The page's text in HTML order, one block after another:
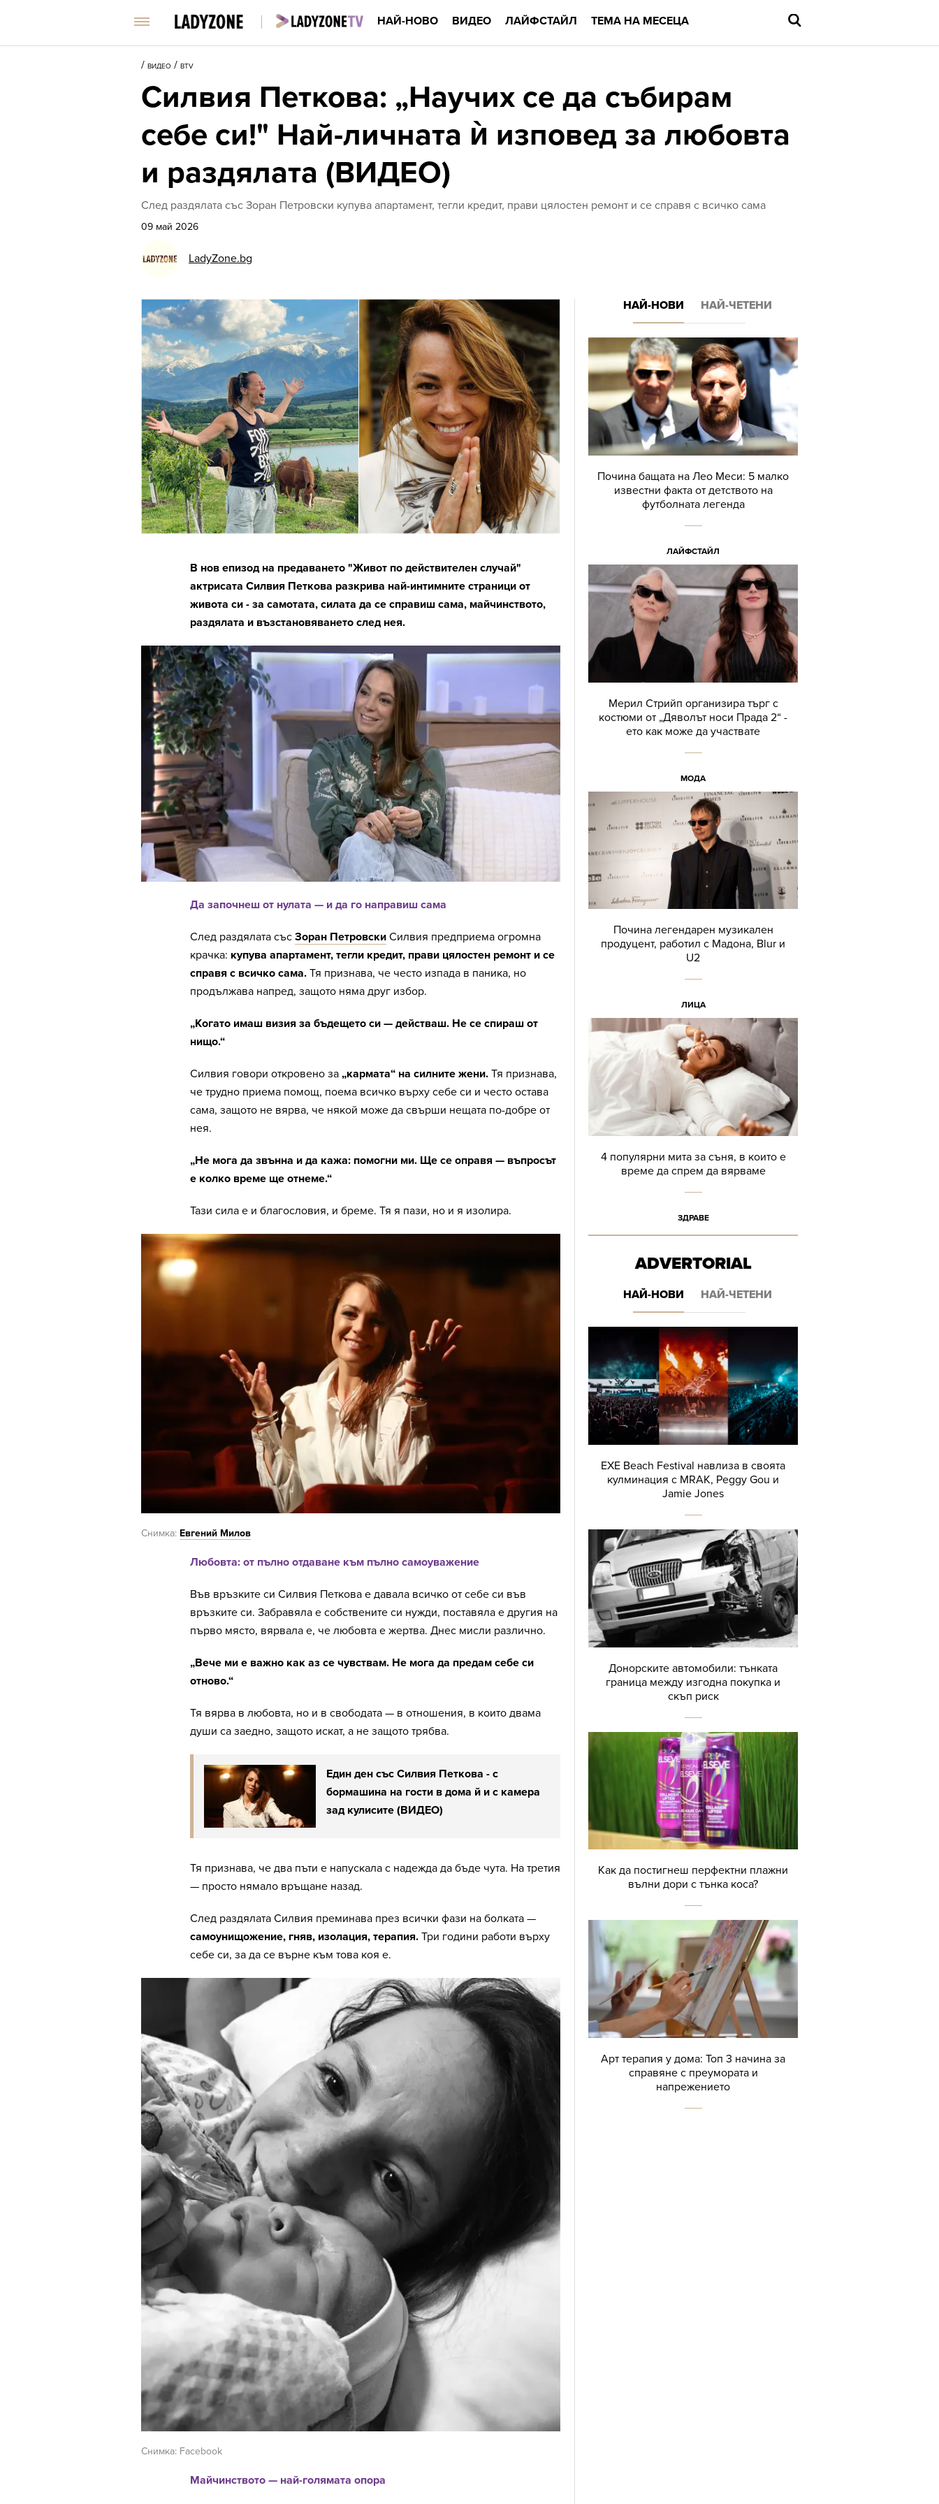
НАЙ-НОВО ВИДЕО ЛАЙФСТАЙЛ ТЕМА НА МЕСЕЦА
търсената
/ ВИДЕО / BTV
Силвия Петкова: „Научих се да събирам
себе си!" Най-личната ѝ изповед за любовта
и раздялата (ВИДЕО)
След раздялата със Зоран Петровски купува апартамент, тегли кредит, прави цялостен ремонт и се справя с всичко сама
09 май 2026
LadyZone.bg
В нов епизод на предаването "Живот по действителен случай"
актрисата Силвия Петкова разкрива най-интимните страници от
живота си - за самотата, силата да се справиш сама, майчинството,
раздялата и възстановяването след нея.
Да започнеш от нулата — и да го направиш сама
След раздялата със Зоран Петровски Силвия предприема огромна
крачка: купува апартамент, тегли кредит, прави цялостен ремонт и се
справя с всичко сама. Тя признава, че често изпада в паника, но
продължава напред, защото няма друг избор.
„Когато имаш визия за бъдещето си — действаш. Не се спираш от
нищо.“
Силвия говори откровено за „кармата“ на силните жени. Тя признава,
че трудно приема помощ, поема всичко върху себе си и често остава
сама, защото не вярва, че някой може да свърши нещата по-добре от
нея.
„Не мога да звънна и да кажа: помогни ми. Ще се оправя — въпросът
е колко време ще отнеме.“
Тази сила е и благословия, и бреме. Тя я пази, но и я изолира.
Снимка: Евгений Милов
Любовта: от пълно отдаване към пълно самоуважение
Във връзките си Силвия Петкова е давала всичко от себе си във
връзките си. Забравяла е собствените си нужди, поставяла е другия на
първо място, вярвала е, че любовта е жертва. Днес мисли различно.
„Вече ми е важно как аз се чувствам. Не мога да предам себе си
отново.“
Тя вярва в любовта, но и в свободата — в отношения, в които двама
души са заедно, защото искат, а не защото трябва.
Един ден със Силвия Петкова - с
бормашина на гости в дома й и с камера
зад кулисите (ВИДЕО)
Тя признава, че два пъти е напускала с надежда да бъде чута. На третия
— просто нямало връщане назад.
След раздялата Силвия преминава през всички фази на болката —
самоунищожение, гняв, изолация, терапия. Три години работи върху
себе си, за да се върне към това коя е.
Снимка: Facebook
Майчинството — най-голямата опора
НАЙ-НОВИ НАЙ-ЧЕТЕНИ
Почина бащата на Лео Меси: 5 малко
известни факта от детството на
футболната легенда
ЛАЙФСТАЙЛ
Мерил Стрийп организира търг с
костюми от „Дяволът носи Прада 2“ -
ето как може да участвате
МОДА
Почина легендарен музикален
продуцент, работил с Мадона, Blur и
U2
ЛИЦА
4 популярни мита за съня, в които е
време да спрем да вярваме
ЗДРАВЕ
ADVERTORIAL
НАЙ-НОВИ НАЙ-ЧЕТЕНИ
EXE Beach Festival навлиза в своята
кулминация с MRAK, Peggy Gou и
Jamie Jones
Донорските автомобили: тънката
граница между изгодна покупка и
скъп риск
Как да постигнеш перфектни плажни
вълни дори с тънка коса?
Арт терапия у дома: Топ 3 начина за
справяне с преумората и
напрежението